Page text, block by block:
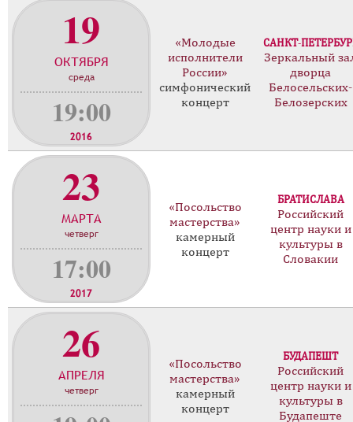
к
р
о
19
ОКТЯБРЯ
среда
19:00
2016
«Молодые
исполнители
России»
симфонический
концерт
САНКТ-
Зеркальный
дворца
Белосельских-
Белозерских
23
МАРТА
четверг
17:00
2017
«Посольство
мастерства»
камерный
концерт
БРАТИСЛАВА
Российский
центр науки и
культуры в
Словакии
26
АПРЕЛЯ
четверг
«Посольство
мастерства»
камерный
концерт
БУДАПЕШТ
Российский
центр науки и
культуры в
Будапеште